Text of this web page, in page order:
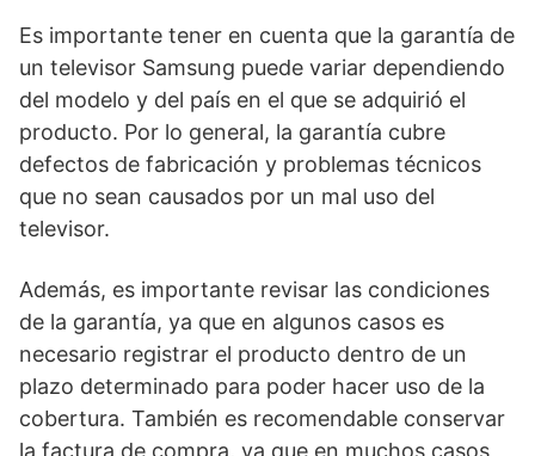
Es importante tener en cuenta que la garantía de
un televisor Samsung puede variar dependiendo
del modelo y del país en el que se adquirió el
producto. Por lo general, la garantía cubre
defectos de fabricación y problemas técnicos
que no sean causados por un mal uso del
televisor.
Además, es importante revisar las condiciones
de la garantía, ya que en algunos casos es
necesario registrar el producto dentro de un
plazo determinado para poder hacer uso de la
cobertura. También es recomendable conservar
la factura de compra, ya que en muchos casos